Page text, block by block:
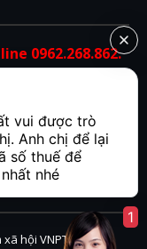
0962.268.862.
xã hội VNPT BHXH
vui được trò
Anh chị để lại
số thuế để
nhé
1